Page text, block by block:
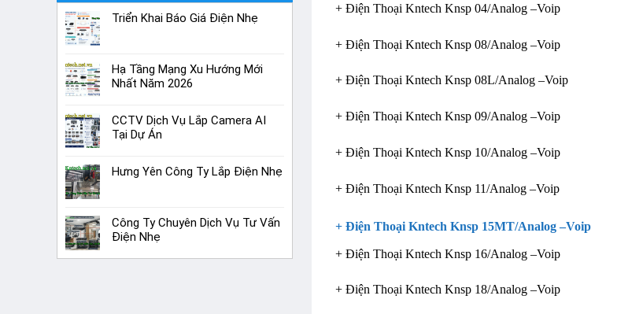
Triển Khai Báo Giá Điện Nhẹ
Hạ Tầng Mạng Xu Hướng Mới
Nhất Năm 2026
CCTV Dịch Vụ Lắp Camera AI
Tại Dự Án
Hưng Yên Công Ty Lắp Điện Nhẹ
Công Ty Chuyên Dịch Vụ Tư Vấn
Điện Nhẹ
+ Điện Thoại Kntech Knsp 04/Analog –Voip
+ Điện Thoại Kntech Knsp 08/Analog –Voip
+ Điện Thoại Kntech Knsp 08L/Analog –Voip
+ Điện Thoại Kntech Knsp 09/Analog –Voip
+ Điện Thoại Kntech Knsp 10/Analog –Voip
+ Điện Thoại Kntech Knsp 11/Analog –Voip
+ Điện Thoại Kntech Knsp 15MT/Analog –Voip
+ Điện Thoại Kntech Knsp 16/Analog –Voip
+ Điện Thoại Kntech Knsp 18/Analog –Voip